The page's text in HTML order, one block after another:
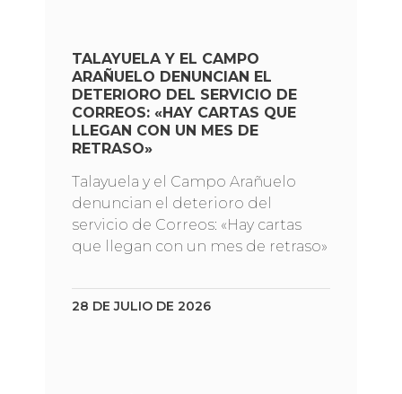
TALAYUELA Y EL CAMPO
ARAÑUELO DENUNCIAN EL
DETERIORO DEL SERVICIO DE
CORREOS: «HAY CARTAS QUE
LLEGAN CON UN MES DE
RETRASO»
Talayuela y el Campo Arañuelo
denuncian el deterioro del
servicio de Correos: «Hay cartas
que llegan con un mes de retraso»
28 DE JULIO DE 2026